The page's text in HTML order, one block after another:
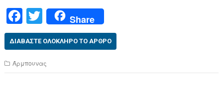
F
a
c
e
b
T
wi
tt
er
Share
ΔΙΑΒΆΣΤΕ ΟΛΌΚΛΗΡΟ ΤΟ ΆΡΘΡΟ
Άρμπουνας